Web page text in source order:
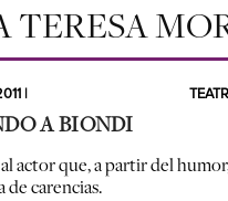
TERESA
|
A BIONDI
actor que, a partir del
de carencias.